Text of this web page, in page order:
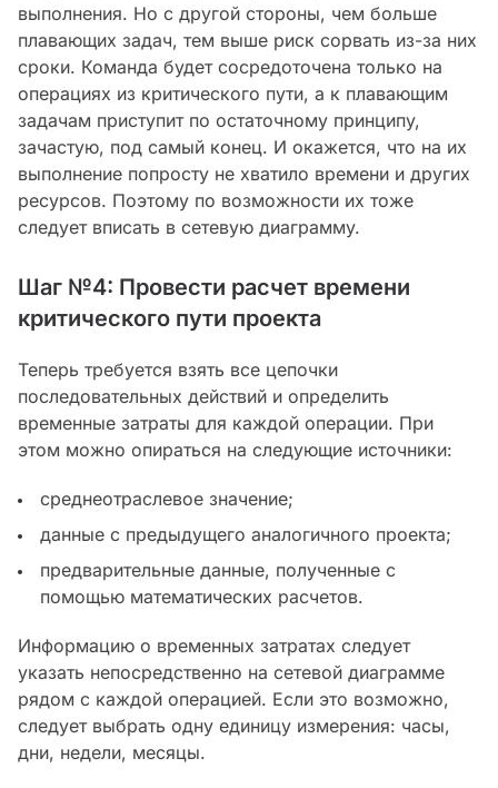
выполнения. Но с другой стороны, чем больше
плавающих задач, тем выше риск сорвать из-за них
сроки. Команда будет сосредоточена только на
операциях из критического пути, а к плавающим
задачам приступит по остаточному принципу,
зачастую, под самый конец. И окажется, что на их
выполнение попросту не хватило времени и других
ресурсов. Поэтому по возможности их тоже
следует вписать в сетевую диаграмму.
Шаг №4: Провести расчет времени
критического пути проекта
Теперь требуется взять все цепочки
последовательных действий и определить
временные затраты для каждой операции. При
этом можно опираться на следующие источники:
среднеотраслевое значение;
данные с предыдущего аналогичного проекта;
предварительные данные, полученные с
помощью математических расчетов.
Информацию о временных затратах следует
указать непосредственно на сетевой диаграмме
рядом с каждой операцией. Если это возможно,
следует выбрать одну единицу измерения: часы,
дни, недели, месяцы.